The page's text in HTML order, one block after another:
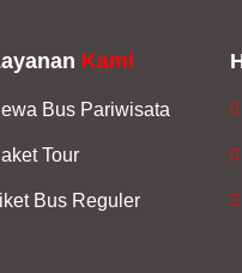
Kami
Bus Pariwisata
Tour
Bus Reguler